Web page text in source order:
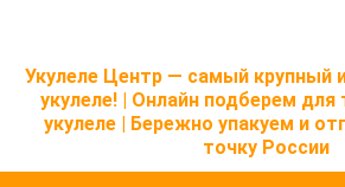
Укулеле Центр — самый крупный
укулеле! | Онлайн подберем для
укулеле | Бережно упакуем и
точку России